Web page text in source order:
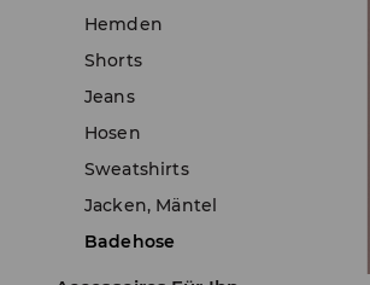
Hemden
Shorts
Jeans
Hosen
Sweatshirts
Jacken, Mäntel
Badehose